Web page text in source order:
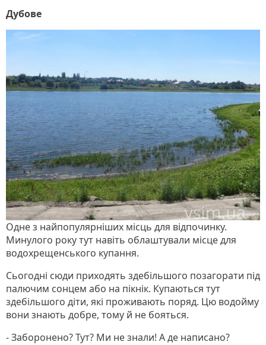
Дубове
Одне з найпопулярніших місць для відпочинку.
Минулого року тут навіть облаштували місце для
водохрещенського купання.
Сьогодні сюди приходять здебільшого позагорати під
палючим сонцем або на пікнік. Купаються тут
здебільшого діти, які проживають поряд. Цю водойму
вони знають добре, тому й не бояться.
- Заборонено? Тут? Ми не знали! А де написано?